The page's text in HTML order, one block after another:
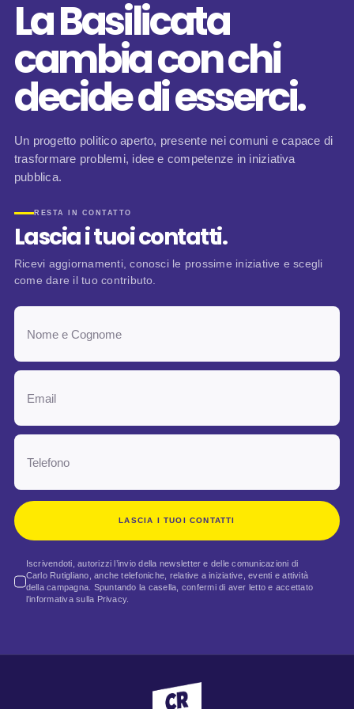
La Basilicata
cambia con chi
decide di esserci.
Un progetto politico aperto, presente nei comuni e capace di
trasformare problemi, idee e competenze in iniziativa
pubblica.
RESTA IN CONTATTO
Lascia i tuoi contatti.
Ricevi aggiornamenti, conosci le prossime iniziative e scegli
come dare il tuo contributo.
LASCIA I TUOI CONTATTI
Iscrivendoti, autorizzi l’invio della newsletter e delle comunicazioni di
Carlo Rutigliano, anche telefoniche, relative a iniziative, eventi e attività
della campagna. Spuntando la casella, confermi di aver letto e accettato
l’informativa sulla Privacy.